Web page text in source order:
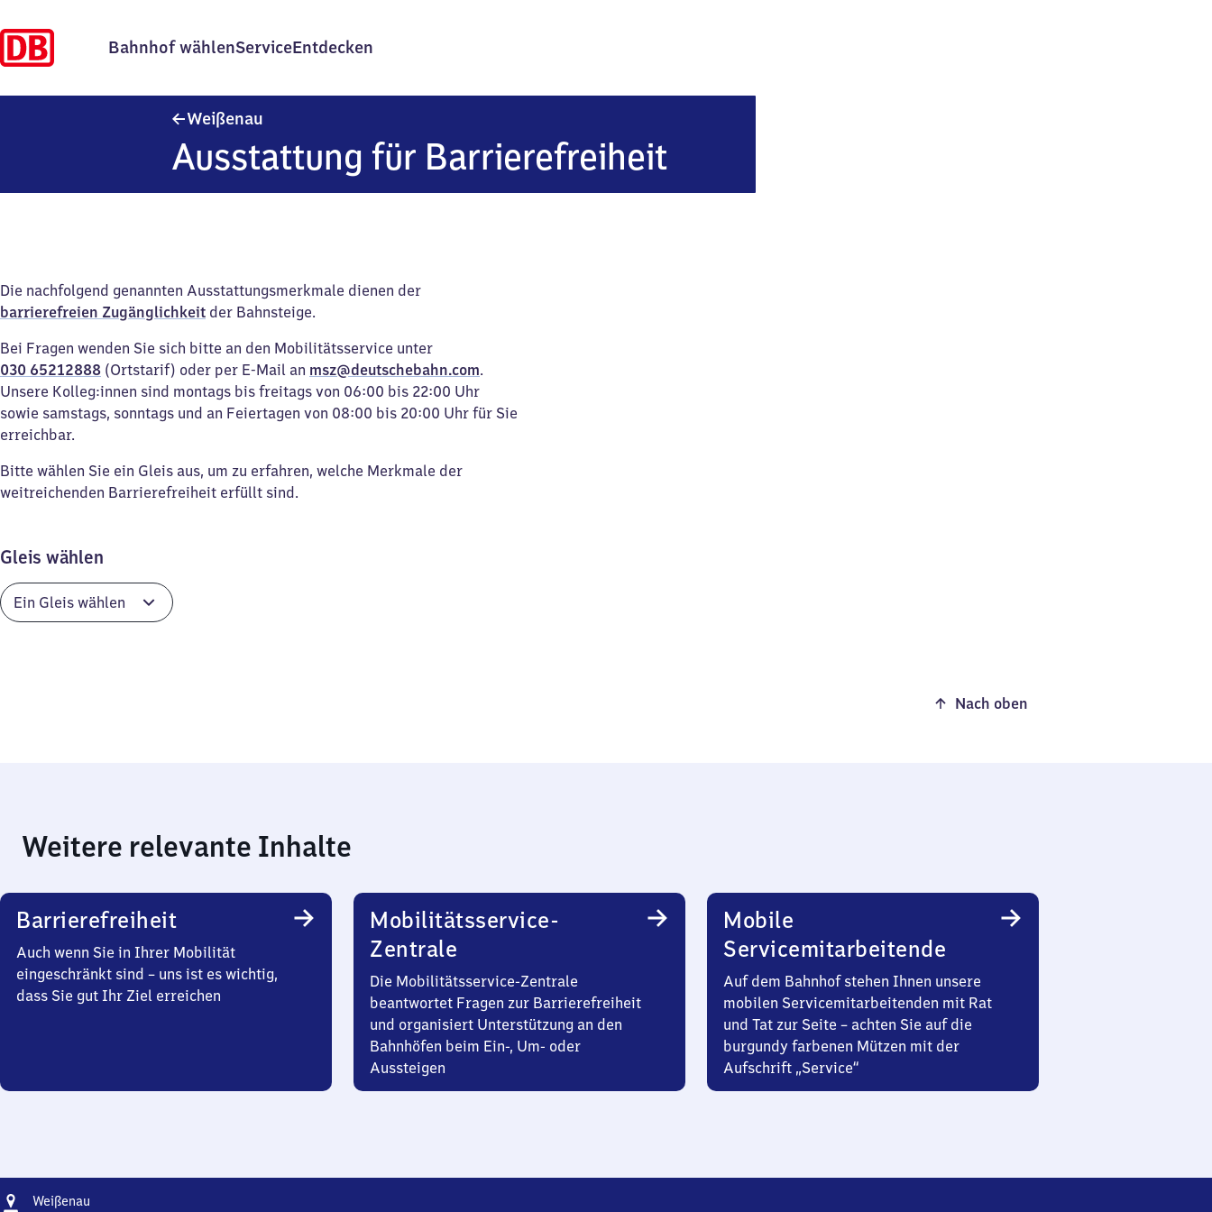
Bahnhof wählenServiceEntdecken
Weißenau
Ausstattung für Barrierefreiheit
Die nachfolgend genannten Ausstattungsmerkmale dienen der
barrierefreien Zugänglichkeit der Bahnsteige.
Bei Fragen wenden Sie sich bitte an den Mobilitätsservice unter
030 65212888 (Ortstarif) oder per E-Mail an msz@deutschebahn.com.
Unsere Kolleg:innen sind montags bis freitags von 06:00 bis 22:00 Uhr
sowie samstags, sonntags und an Feiertagen von 08:00 bis 20:00 Uhr für Sie
erreichbar.
Bitte wählen Sie ein Gleis aus, um zu erfahren, welche Merkmale der
weitreichenden Barrierefreiheit erfüllt sind.
Gleis wählen
Nach oben
Weitere relevante Inhalte
Barrierefreiheit
Auch wenn Sie in Ihrer Mobilität
eingeschränkt sind – uns ist es wichtig,
dass Sie gut Ihr Ziel erreichen
Mobilitätsservice-
Zentrale
Die Mobilitätsservice-Zentrale
beantwortet Fragen zur Barrierefreiheit
und organisiert Unterstützung an den
Bahnhöfen beim Ein-, Um- oder
Aussteigen
Mobile
Servicemitarbeitende
Auf dem Bahnhof stehen Ihnen unsere
mobilen Servicemitarbeitenden mit Rat
und Tat zur Seite – achten Sie auf die
burgundy farbenen Mützen mit der
Aufschrift „Service“
Adresse
Weißenau